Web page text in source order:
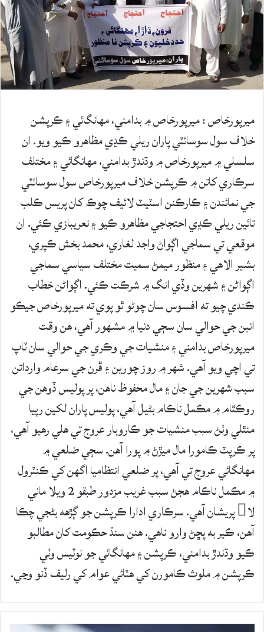
ميرپورخاص : ميرپورخاص ۾ بدامني، مهانگائي ۽ ڪرپشن
خلاف سول سوسائٽي پاران ريلي ڪڍي مظاهرو ڪيو ويو. ان
سلسلي ۾ ميرپورخاص ۾ وڌندڙ بدامني، مھانگائي ۽ مختلف
سرڪاري کاتن ۾ ڪرپشن خلاف ميرپورخاص سول سوسائٽي
جي نمائندن ۽ ڪارڪنن اسٽيٽ لائيف چوڪ کان پريس ڪلب
تائين ريلي ڪڍي احتجاجي مظاهرو ڪيو ۽ نعريبازي ڪئي. ان
موقعي تي سماجي اڳواڻ واجد لغاري، محمد بخش ڪپري،
بشير الاھي ۽ منظور ميمڻ سميت مختلف سياسي سماجي
اڳواڻن ۽ شھرين وڏي انگ ۾ شرڪت ڪئي. اڳواڻن خطاب
ڪندي چيو ته افسوس سان چوڻو ٿو پوي ته ميرپورخاص جيڪو
انبن جي حوالي سان سڄي دنيا ۾ مشهور آهي، ھن وقت
ميرپورخاص بدامني ۽ منشيات جي وڪري جي حوالي سان ٽاپ
تي اچي ويو آهي. شهر ۾ روز چورين ۽ ڦرن جي سرعام وارداتن
سبب شھرين جي جان ۽ مال محفوظ ناهن، پر پوليس ڏوھن جي
روڪٿام ۾ مڪمل ناڪام بڻيل آهي، پوليس پاران لکين رپيا
منٿلي وٺڻ سبب منشيات جو ڪاروبار عروج تي ھلي رھيو آھي،
پر ڪرپٽ ڪامورا مال ميڙڻ ۾ پورا آهن. سڄي ضلعي ۾
مھانگائي عروج تي آهي، پر ضلعي انتظاميا اگھن کي ڪنٽرول
۾ مڪمل ناڪام ھجڻ سبب غريب مزدور طبقو 2 ويلا ماني
لا پريشان آھي. سرڪاري ادارا ڪرپشن جو ڳڙهه بڻجي چڪا
آهن، ڪير به پڇڻ وارو ناهي. ھنن سنڌ حڪومت کان مطالبو
ڪيو وڌندڙ بدامني، ڪرپشن ۽ مھانگائي جو نوٽيس وٺي
ڪرپشن ۾ ملوث ڪامورن کي ھٽائي عوام کي رليف ڏنو وڃي.